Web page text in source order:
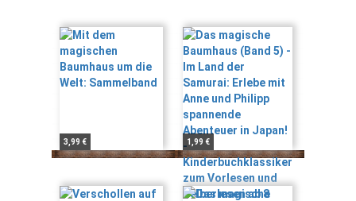
3,99 € 1,99 €